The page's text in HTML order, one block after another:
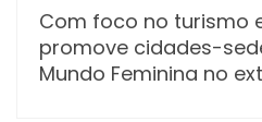
Com foco no turismo
promove cidades-
Mundo Feminina no